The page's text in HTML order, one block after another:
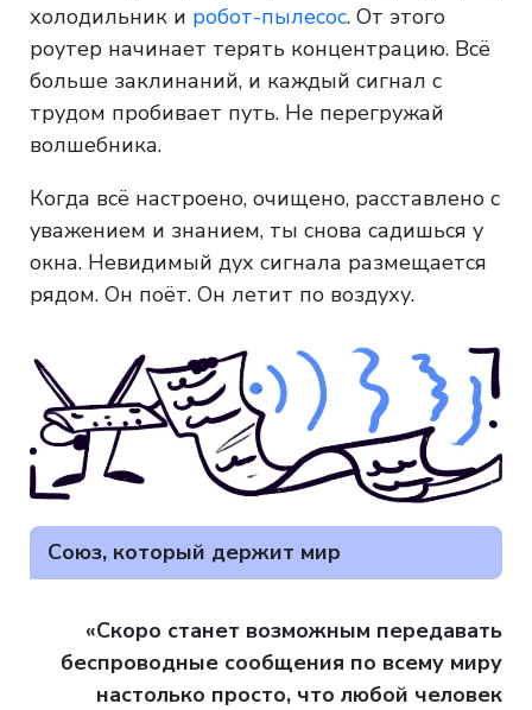
холодильник и робот-пылесос. От этого
роутер начинает терять концентрацию. Всё
больше заклинаний, и каждый сигнал с
трудом пробивает путь. Не перегружай
волшебника.
Когда всё настроено, очищено, расставлено с
уважением и знанием, ты снова садишься у
окна. Невидимый дух сигнала размещается
рядом. Он поёт. Он летит по воздуху.
Союз, который держит мир
«Скоро станет возможным передавать
беспроводные сообщения по всему миру
настолько просто, что любой человек